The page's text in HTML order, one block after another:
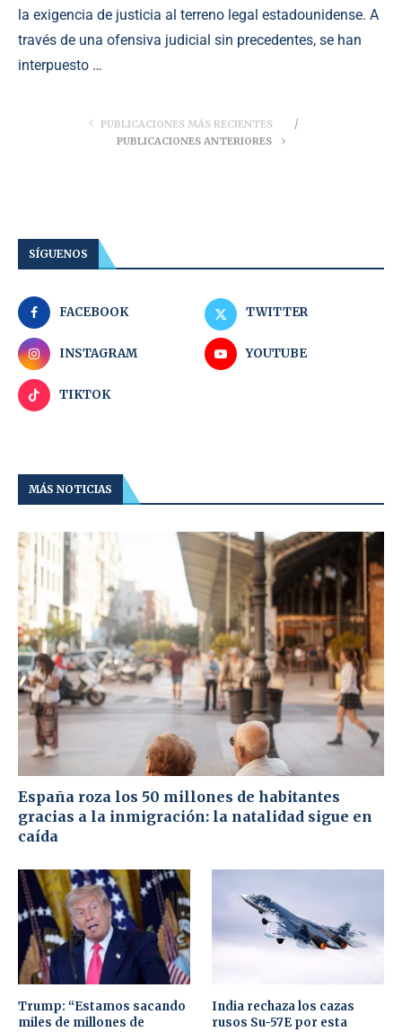
la exigencia de justicia al terreno legal estadounidense. A
través de una ofensiva judicial sin precedentes, se han
interpuesto …
PUBLICACIONES MÁS RECIENTES
PUBLICACIONES ANTERIORES
SÍGUENOS
FACEBOOK TWITTER
INSTAGRAM YOUTUBE
TIKTOK
MÁS NOTICIAS
España roza los 50 millones de habitantes
gracias a la inmigración: la natalidad sigue en
caída
Trump: “Estamos sacando
miles de millones de
India rechaza los cazas
rusos Su-57E por esta